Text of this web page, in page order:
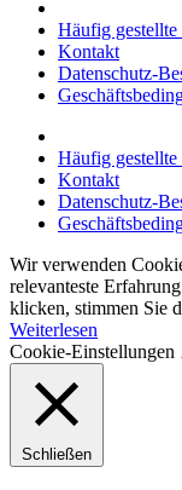
Häufig gestellte
Kontakt
Datenschutz-
Häufig gestellte
Kontakt
Datenschutz-
Wir verwenden
relevanteste
klicken, stimmen Sie
Weiterlesen
Cookie-Einstellungen
Schließen